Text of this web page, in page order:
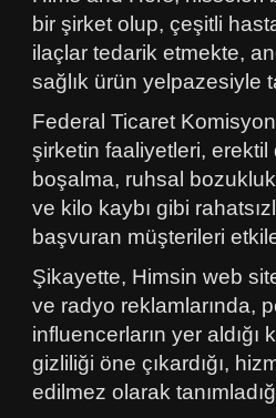
bir şirket olup, çeşitli
ilaçlar tedarik etmekte,
sağlık ürün yelpazesiyle
Federal Ticaret
şirketin faaliyetleri,
boşalma, ruhsal
ve kilo kaybı gibi
başvuran müşterileri
Şikayette, Himsin web
ve radyo reklamlarında,
influencerların yer aldığı
gizliliği öne çıkardığı,
edilmez olarak